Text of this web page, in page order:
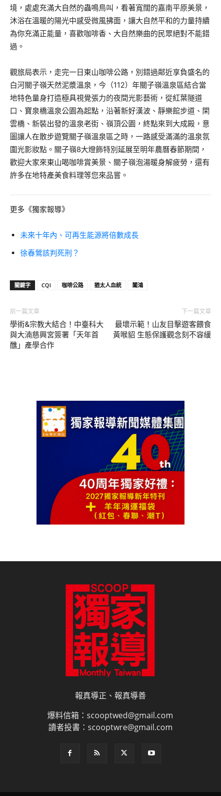
境，處處充滿大自然的蟲鳴鳥叫，看著寬闊的嘉南平原美景，
沐浴在溫暖的陽光中感受微風拂面，讓大自然平和的力量持續
為你充滿正能量，喜歡咖啡香、大自然樂曲的民眾絕對不能錯
過。
觀旅局表示，走完一日東山咖啡公路，別錯過鄰近享負盛名的
白河關子嶺天然泥漿溫泉，今（112）年關子嶺溫泉區結合當
地特色量身打造極具視覺張力的夜間光影藝術，從紅葉隧道
口、寶泉橋溫泉公園為起點，沿著新好漢波、靜樂館步道、閑
雲橋、新裝出發的溫泉老街、嶺頂公園，終點來到大成殿，意
圖讓人在散步遊覽關子嶺溫泉區之時，一路感受滿滿的溫泉氛
圍光影妝點。關子嶺8大燈飾特別延展至明年農曆春節期間，
歡迎大家來東山喝咖啡賞美景、關子嶺泡湯暖身解疲勞，還有
許多在地特產美食料理等您來品嘗。
更多《獨家報導》
未來十年內、可再生能源將倍數成長
徐春鶯該判死刑？
關鍵字 CQI 咖啡公路 猶太人血統 闈鴻
前一篇文章
學術&宗教大結合！中臺科大
與大湳慈興宮簽署「天年首
醮」產學合作
下一篇文章
最壞示範！山友目擊遊客餵食
黃喉貂 生態保護觀念刻不容緩
報真導正、報真導善
爆料信箱：scooptwed@gmail.com
讀者投書：scooptwre@gmail.com